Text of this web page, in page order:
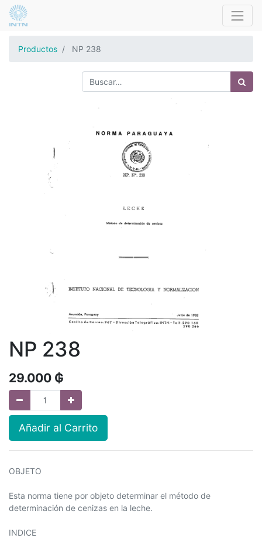
Productos NP 238
NP 238
29.000 ₲
Añadir al Carrito
OBJETO
Esta norma tiene por objeto determinar el método de
determinación de cenizas en la leche.
INDICE